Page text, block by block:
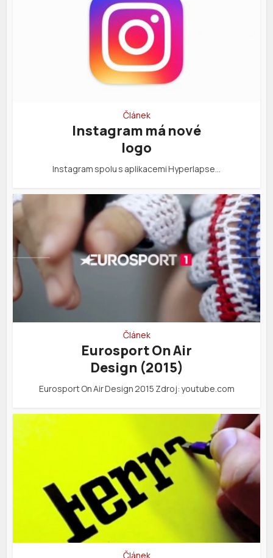
Článek
Instagram má nové
logo
Instagram spolu s aplikacemi Hyperlapse…
Článek
Eurosport On Air
Design (2015)
Eurosport On Air Design 2015 Zdroj: youtube.com
Článek